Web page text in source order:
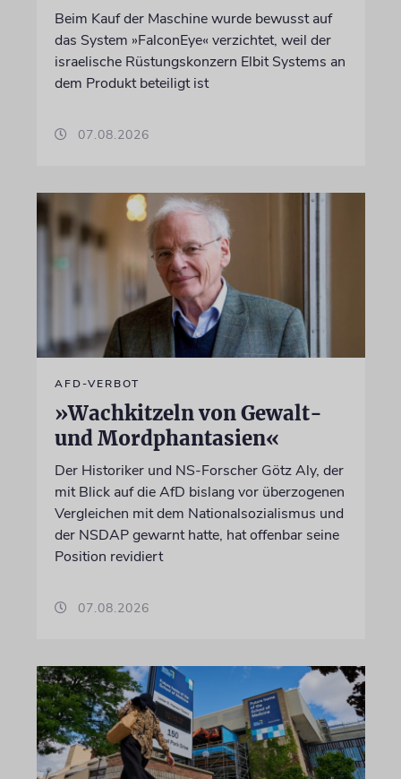
Beim Kauf der Maschine wurde bewusst auf
das System »FalconEye« verzichtet, weil der
israelische Rüstungskonzern Elbit Systems an
dem Produkt beteiligt ist
07.08.2026
AFD-VERBOT
»Wachkitzeln von Gewalt-
und Mordphantasien«
Der Historiker und NS-Forscher Götz Aly, der
mit Blick auf die AfD bislang vor überzogenen
Vergleichen mit dem Nationalsozialismus und
der NSDAP gewarnt hatte, hat offenbar seine
Position revidiert
07.08.2026